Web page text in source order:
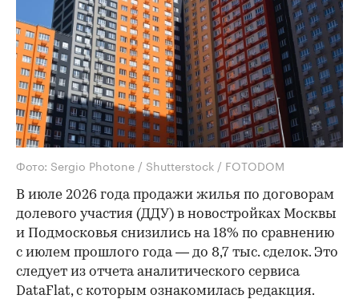
Фото: Sergio Photone / Shutterstock / FOTODOM
В июле 2026 года продажи жилья по договорам
долевого участия (ДДУ) в новостройках Москвы
и Подмосковья снизились на 18% по сравнению
с июлем прошлого года — до 8,7 тыс. сделок. Это
следует из отчета аналитического сервиса
DataFlat, с которым ознакомилась редакция.